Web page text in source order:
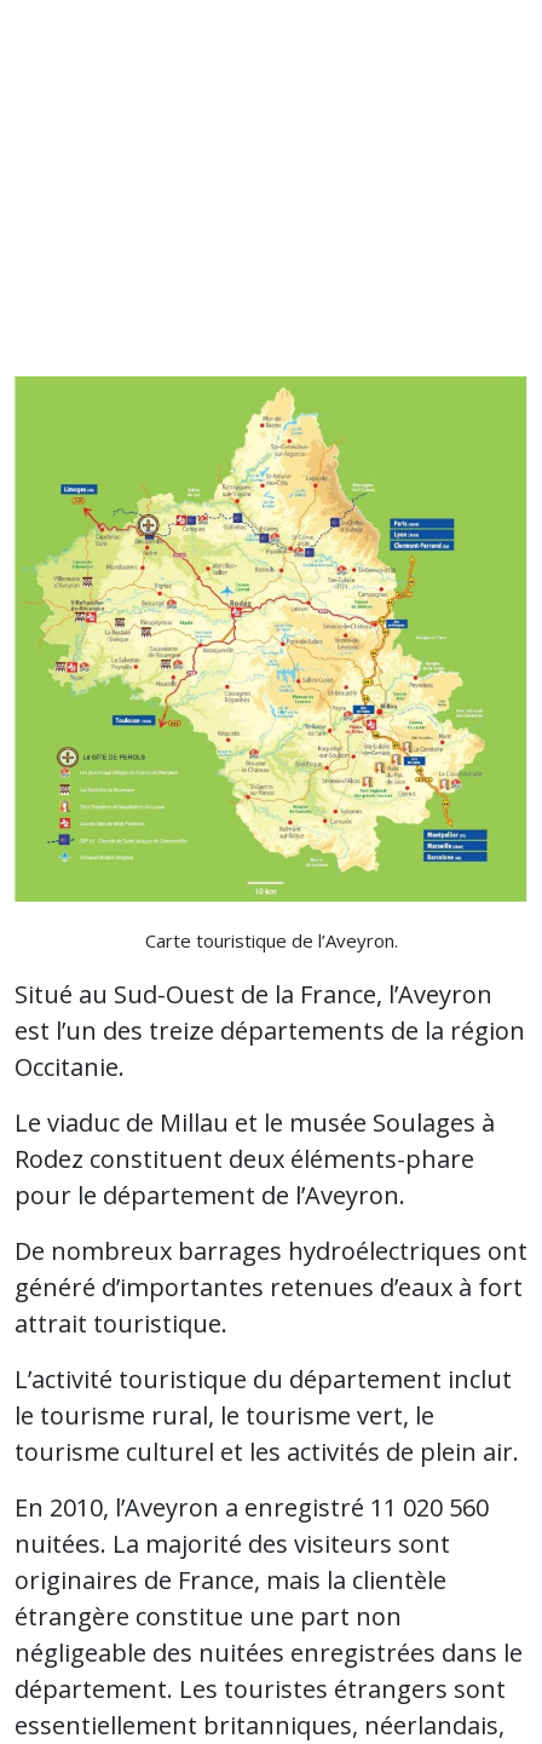
Carte touristique de l’Aveyron.
Situé au Sud-Ouest de la France, l’Aveyron
est l’un des treize départements de la région
Occitanie.
Le viaduc de Millau et le musée Soulages à
Rodez constituent deux éléments-phare
pour le département de l’Aveyron.
De nombreux barrages hydroélectriques ont
généré d’importantes retenues d’eaux à fort
attrait touristique.
L’activité touristique du département inclut
le tourisme rural, le tourisme vert, le
tourisme culturel et les activités de plein air.
En 2010, l’Aveyron a enregistré 11 020 560
nuitées. La majorité des visiteurs sont
originaires de France, mais la clientèle
étrangère constitue une part non
négligeable des nuitées enregistrées dans le
département. Les touristes étrangers sont
essentiellement britanniques, néerlandais,